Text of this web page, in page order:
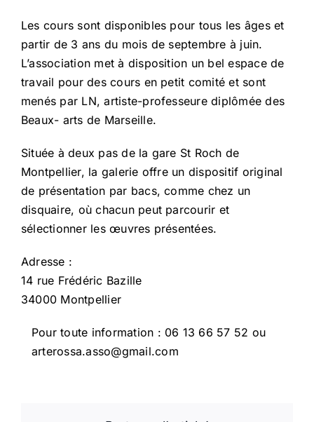
Les cours sont disponibles pour tous les âges et
partir de 3 ans du mois de septembre à juin.
L’association met à disposition un bel espace de
travail pour des cours en petit comité et sont
menés par LN, artiste-professeure diplômée des
Beaux- arts de Marseille.
Située à deux pas de la gare St Roch de
Montpellier, la galerie offre un dispositif original
de présentation par bacs, comme chez un
disquaire, où chacun peut parcourir et
sélectionner les œuvres présentées.
Adresse :
14 rue Frédéric Bazille
34000 Montpellier
Pour toute information : 06 13 66 57 52 ou
arterossa.asso@gmail.com